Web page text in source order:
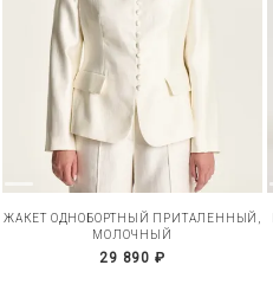
ЖАКЕТ ОДНОБОРТНЫЙ ПРИТАЛЕННЫЙ,
МОЛОЧНЫЙ
29 890 ₽